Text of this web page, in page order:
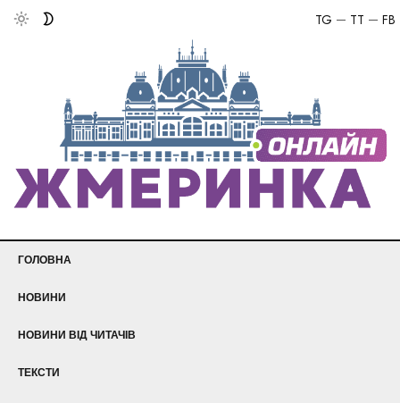
FB
TT
TG
ГОЛОВНА
НОВИНИ
НОВИНИ ВІД ЧИТАЧІВ
ТЕКСТИ